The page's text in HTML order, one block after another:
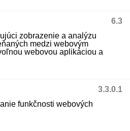
6.3
zobrazenie a analýzu
medzi webovým
webovou aplikáciou a
3.3.0.1
funkčnosti webových